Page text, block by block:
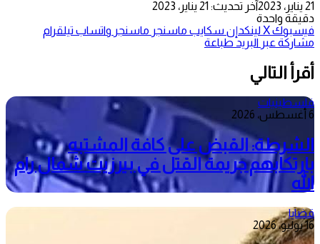
21 يناير، 2023
آخر تحديث: 21 يناير، 2023
دقيقة واحدة
فيسبوك‫Xلينكدإن سكايب ماسنجر ماسنجر واتساب تيلقرام
مشاركة عبر البريد طباعة
أقرأ التالي
فلسطينيات
6 أغسطس، 2026
الشرطة: القبض على كافة المشتبه
بارتكابهم جريمة القتل في بيرزيت شمال رام
الله
قضايا
16 يوليو، 2026